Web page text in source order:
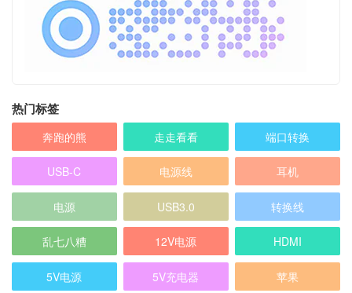
热门标签
奔跑的熊 走走看看 端口转换
USB-C 电源线 耳机
电源 USB3.0 转换线
乱七八糟 12V电源 HDMI
5V电源 5V充电器 苹果